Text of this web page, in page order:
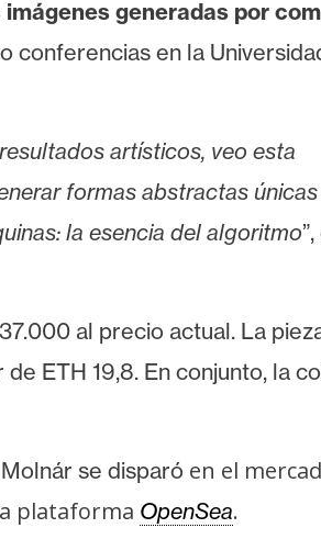
generadas por
conferencias en la
artísticos, veo esta
formas abstractas
la esencia del algoritmo
al precio actual. La
ETH 19,8. En conjunto, la
Molnár se disparó en el
plataforma OpenSea.